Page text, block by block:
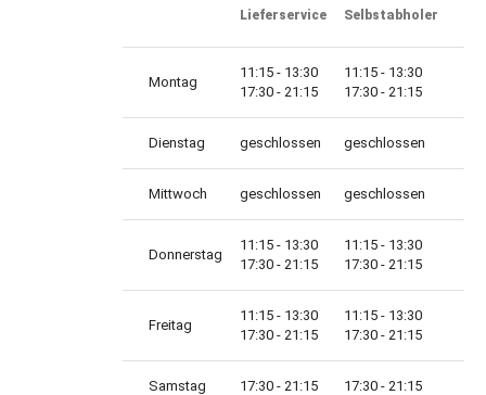
Lieferservice Selbstabholer
Montag
11:15 - 13:30
17:30 - 21:15
11:15 - 13:30
17:30 - 21:15
Dienstag geschlossen geschlossen
Mittwoch geschlossen geschlossen
Donnerstag
11:15 - 13:30
17:30 - 21:15
11:15 - 13:30
17:30 - 21:15
Freitag
11:15 - 13:30
17:30 - 21:15
11:15 - 13:30
17:30 - 21:15
Samstag 17:30 - 21:15 17:30 - 21:15